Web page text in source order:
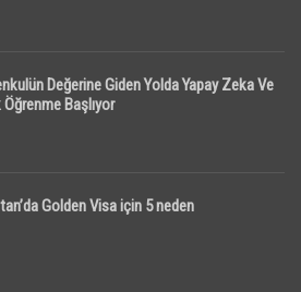
Değerine Giden Yolda Yapay Zeka Ve
Başlıyor
Golden Visa için 5 neden